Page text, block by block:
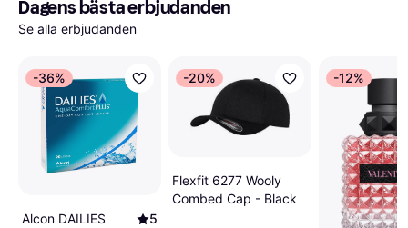
Dagens bästa erbjudanden
Se alla erbjudanden
-36%
Alcon DAILIES
5
-20%
Flexfit 6277 Wooly
Combed Cap - Black
-12%